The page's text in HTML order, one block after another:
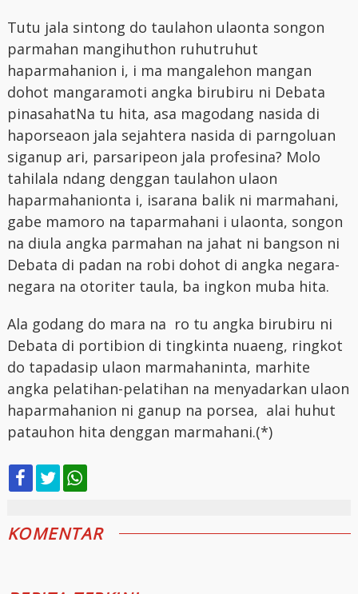
Tutu jala sintong do taulahon ulaonta songon
parmahan mangihuthon ruhutruhut
haparmahanion i, i ma mangalehon mangan
dohot mangaramoti angka birubiru ni Debata
pinasahatNa tu hita, asa magodang nasida di
haporseaon jala sejahtera nasida di parngoluan
siganup ari, parsaripeon jala profesina? Molo
tahilala ndang denggan taulahon ulaon
haparmahanionta i, isarana balik ni marmahani,
gabe mamoro na taparmahani i ulaonta, songon
na diula angka parmahan na jahat ni bangson ni
Debata di padan na robi dohot di angka negara-
negara na otoriter taula, ba ingkon muba hita.
Ala godang do mara na ro tu angka birubiru ni
Debata di portibion di tingkinta nuaeng, ringkot
do tapadasip ulaon marmahaninta, marhite
angka pelatihan-pelatihan na menyadarkan ulaon
haparmahanion ni ganup na porsea, alai huhut
patauhon hita denggan marmahani.(*)
KOMENTAR